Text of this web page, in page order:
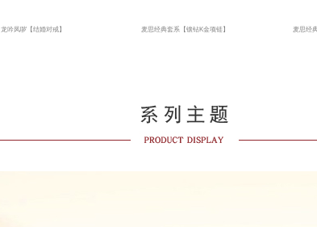
龙吟凤哕【结婚对戒】 麦思经典套系【镶钻K金项链】 麦思经